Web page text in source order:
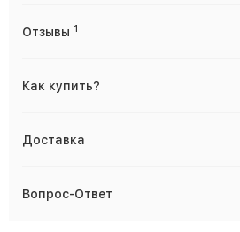
Отзывы 1
Как купить?
Доставка
Вопрос-Ответ